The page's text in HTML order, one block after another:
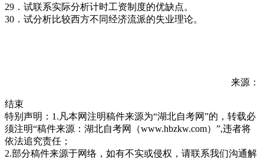
29．试联系实际分析计时工资制度的优缺点。
30．试分析比较西方不同经济流派的失业理论。
来源：
结束
特别声明：1.凡本网注明稿件来源为“湖北自考网”的，转载必
须注明“稿件来源：湖北自考网（www.hbzkw.com）”,违者将
依法追究责任；
2.部分稿件来源于网络，如有不实或侵权，请联系我们沟通解